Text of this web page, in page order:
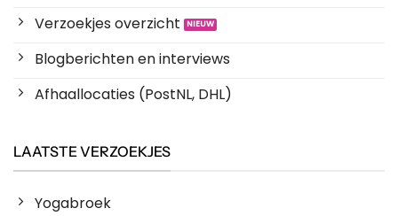
Verzoekjes overzicht
Blogberichten en interviews
Afhaallocaties (PostNL, DHL)
LAATSTE VERZOEKJES
Yogabroek